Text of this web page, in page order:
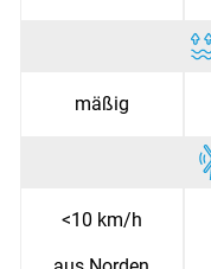
mäßig
<10 km/h